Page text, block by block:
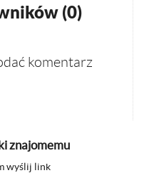
(0)
komentarz
znajomemu
wyślij link